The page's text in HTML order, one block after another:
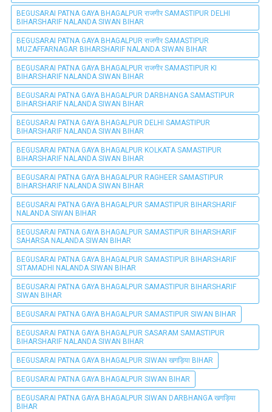
BEGUSARAI PATNA GAYA BHAGALPUR राजगीर SAMASTIPUR DELHI
BIHARSHARIF NALANDA SIWAN BIHAR
BEGUSARAI PATNA GAYA BHAGALPUR राजगीर SAMASTIPUR
MUZAFFARNAGAR BIHARSHARIF NALANDA SIWAN BIHAR
BEGUSARAI PATNA GAYA BHAGALPUR राजगीर SAMASTIPUR KI
BIHARSHARIF NALANDA SIWAN BIHAR
BEGUSARAI PATNA GAYA BHAGALPUR DARBHANGA SAMASTIPUR
BIHARSHARIF NALANDA SIWAN BIHAR
BEGUSARAI PATNA GAYA BHAGALPUR DELHI SAMASTIPUR
BIHARSHARIF NALANDA SIWAN BIHAR
BEGUSARAI PATNA GAYA BHAGALPUR KOLKATA SAMASTIPUR
BIHARSHARIF NALANDA SIWAN BIHAR
BEGUSARAI PATNA GAYA BHAGALPUR RAGHEER SAMASTIPUR
BIHARSHARIF NALANDA SIWAN BIHAR
BEGUSARAI PATNA GAYA BHAGALPUR SAMASTIPUR BIHARSHARIF
NALANDA SIWAN BIHAR
BEGUSARAI PATNA GAYA BHAGALPUR SAMASTIPUR BIHARSHARIF
SAHARSA NALANDA SIWAN BIHAR
BEGUSARAI PATNA GAYA BHAGALPUR SAMASTIPUR BIHARSHARIF
SITAMADHI NALANDA SIWAN BIHAR
BEGUSARAI PATNA GAYA BHAGALPUR SAMASTIPUR BIHARSHARIF
SIWAN BIHAR
BEGUSARAI PATNA GAYA BHAGALPUR SAMASTIPUR SIWAN BIHAR
BEGUSARAI PATNA GAYA BHAGALPUR SASARAM SAMASTIPUR
BIHARSHARIF NALANDA SIWAN BIHAR
BEGUSARAI PATNA GAYA BHAGALPUR SIWAN खगड़िया BIHAR
BEGUSARAI PATNA GAYA BHAGALPUR SIWAN BIHAR
BEGUSARAI PATNA GAYA BHAGALPUR SIWAN DARBHANGA खगड़िया
BIHAR